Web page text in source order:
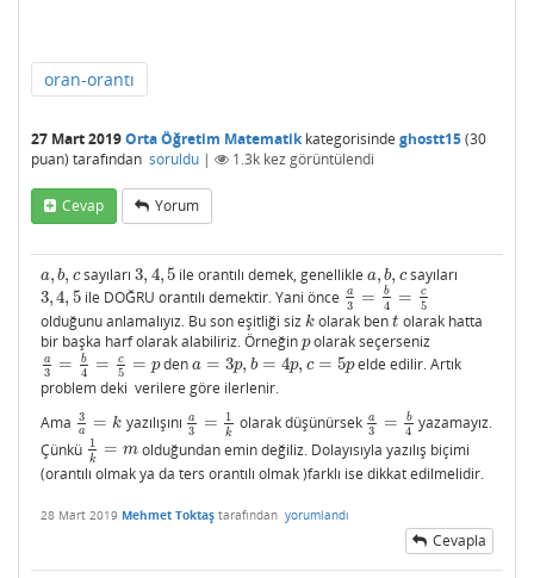
oran-orantı
27 Mart 2019Orta Öğretim Matematikkategorisinde ghostt15(30
puan) tarafından soruldu | 1.3k kez görüntülendi
Cevap Yorum
a, b, c
a,b,c sayıları3, 4,5
3, 4,5 ile orantılı demek, genellikle a, b, c
a,b,c sayıları
3, 4, 5
3,4,5 ile DOĞRU orantılı demektir. Yani önce a
3 = b
4 = c
5
a3 =b 4= c5
olduğunu anlamalıyız. Bu son eşitliği siz k
k olarak bent
t olarak hatta
bir başka harf olarak alabiliriz. Örneğin p
polarak seçerseniz
a
3 = b
4 = c
5 = p
a3 =b 4= c5= p dena = 3p, b = 4p, c = 5p
a=3p,b= 4p ,c=5p
elde edilir. Artık
problem deki verilere göre ilerlenir.
Ama 3
a = k
3a =k yazılışını a
3 = 1
k
a3 =1 k olarak düşünürsek a
3 = b
4
a3 =b 4 yazamayız.
Çünkü 1
k = m
1k =m
olduğundan emin değiliz. Dolayısıyla yazılış biçimi
(orantılı olmak ya da ters orantılı olmak )farklı ise dikkat edilmelidir.
28 Mart 2019 Mehmet Toktaş tarafından yorumlandı
Cevapla